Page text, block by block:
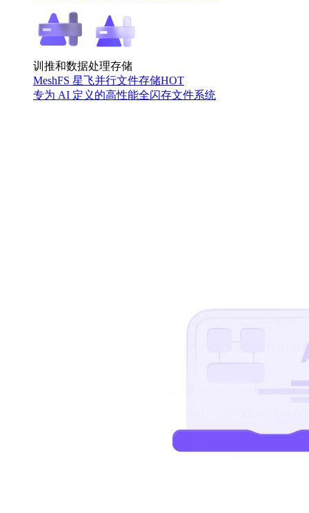
训推和数据处理存储
MeshFS 星飞并行文件存储HOT
专为 AI 定义的高性能全闪存文件系统